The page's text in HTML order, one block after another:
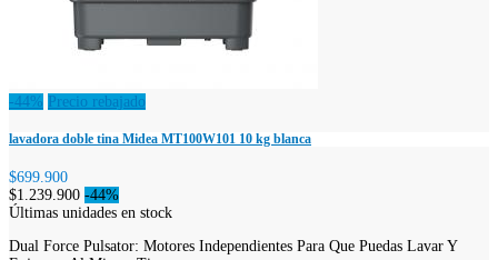
-44% Precio rebajado
lavadora doble tina Midea MT100W101 10 kg blanca
$699.900
$1.239.900 -44%
Últimas unidades en stock
Dual Force Pulsator: Motores Independientes Para Que Puedas Lavar Y